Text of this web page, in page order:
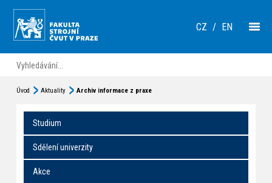
CZ / EN
Úvod Aktuality Archiv informace z praxe
Studium
Sdělení univerzity
Akce